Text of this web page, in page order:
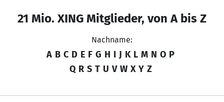
21 Mio. XING Mitglieder, von A bis Z
Nachname:
A B C D E F G H I J K L M N O P
Q R S T U V W X Y Z